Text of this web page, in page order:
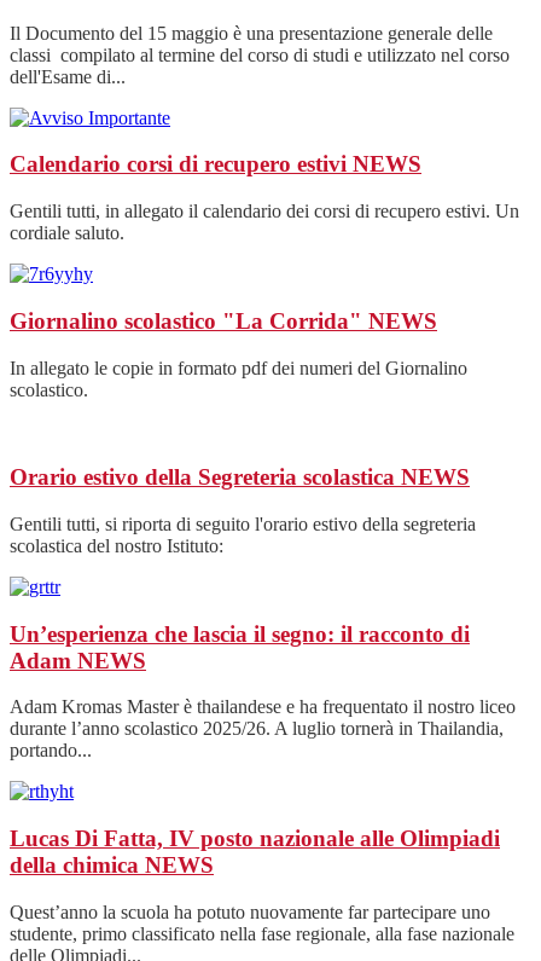
Il Documento del 15 maggio è una presentazione generale delle
classi compilato al termine del corso di studi e utilizzato nel corso
dell'Esame di...
Calendario corsi di recupero estivi NEWS
Gentili tutti, in allegato il calendario dei corsi di recupero estivi. Un
cordiale saluto.
Giornalino scolastico "La Corrida" NEWS
In allegato le copie in formato pdf dei numeri del Giornalino
scolastico.
Orario estivo della Segreteria scolastica NEWS
Gentili tutti, si riporta di seguito l'orario estivo della segreteria
scolastica del nostro Istituto:
Un’esperienza che lascia il segno: il racconto di
Adam NEWS
Adam Kromas Master è thailandese e ha frequentato il nostro liceo
durante l’anno scolastico 2025/26. A luglio tornerà in Thailandia,
portando...
Lucas Di Fatta, IV posto nazionale alle Olimpiadi
della chimica NEWS
Quest’anno la scuola ha potuto nuovamente far partecipare uno
studente, primo classificato nella fase regionale, alla fase nazionale
delle Olimpiadi...